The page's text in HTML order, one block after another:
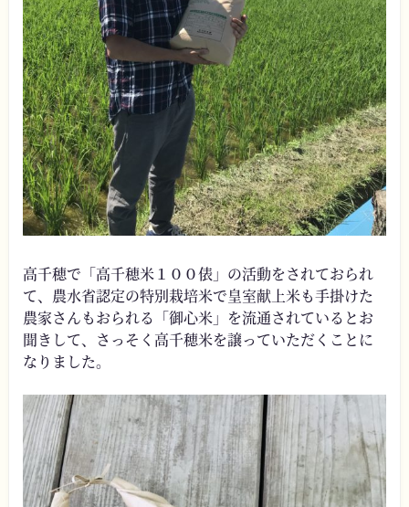
高千穂で「高千穂米１００俵」の活動をされておられ
て、農水省認定の特別栽培米で皇室献上米も手掛けた
農家さんもおられる「御心米」を流通されているとお
聞きして、さっそく高千穂米を譲っていただくことに
なりました。